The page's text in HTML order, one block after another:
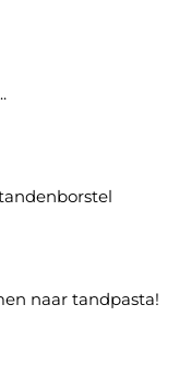
naar tandpasta!